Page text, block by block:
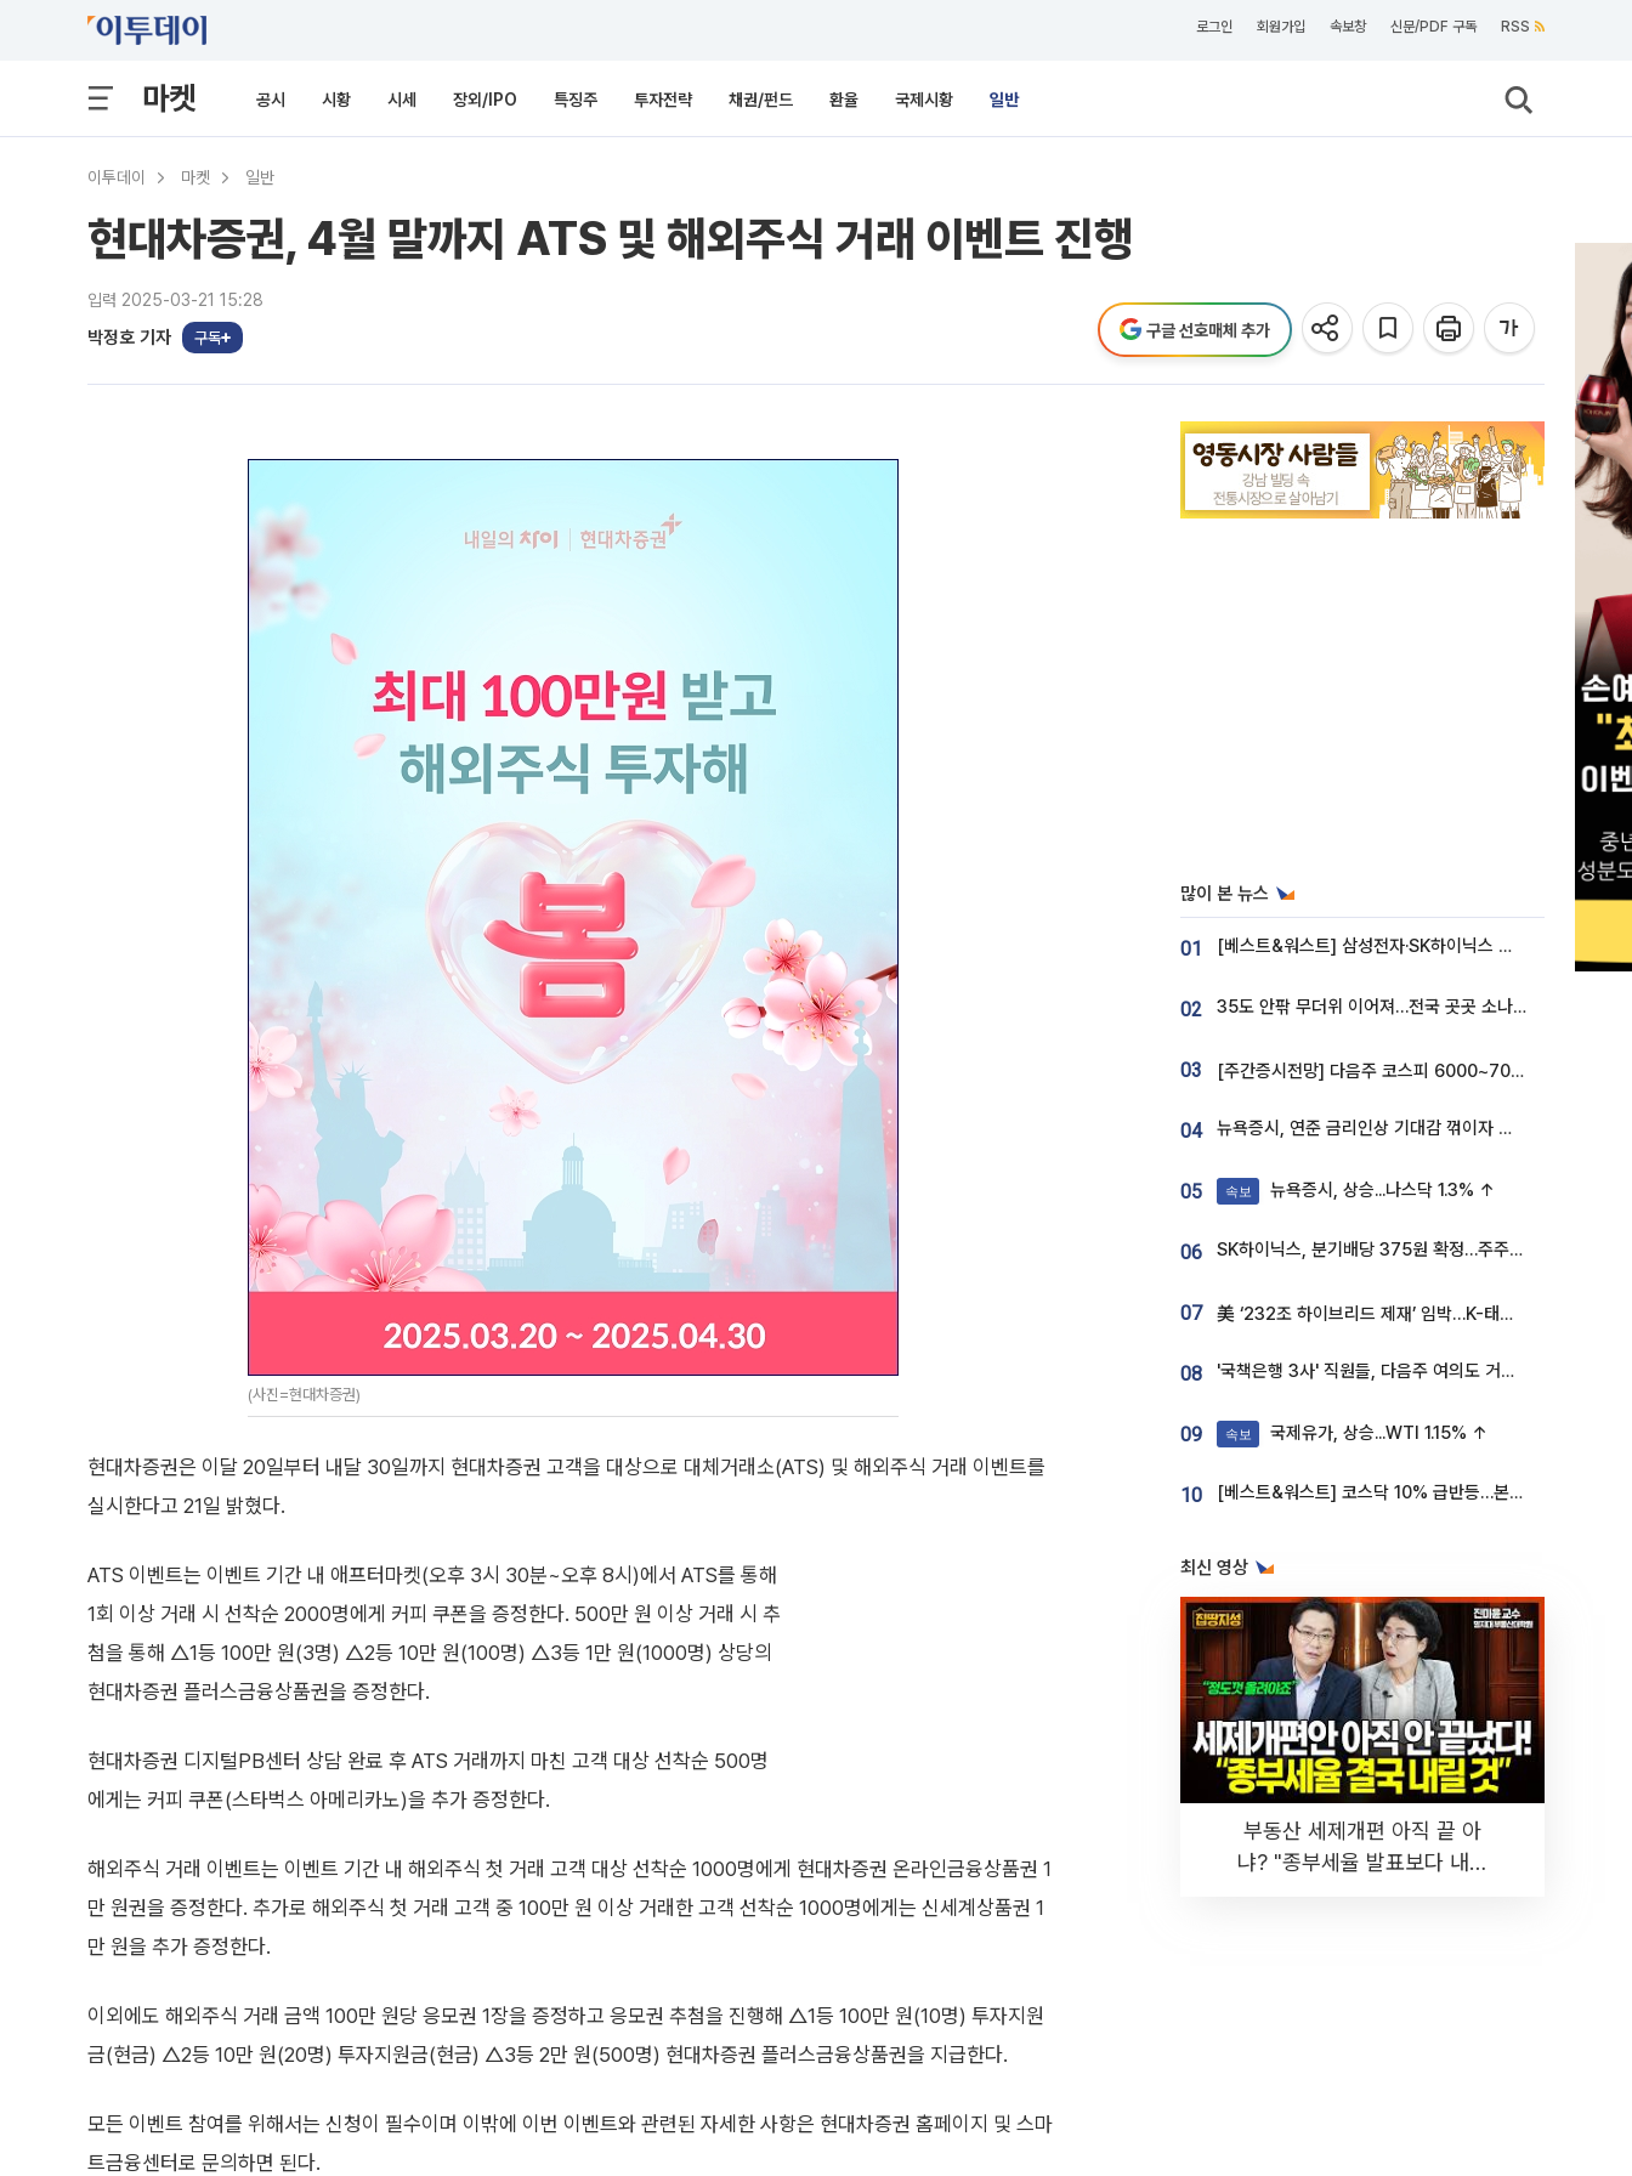
로그인 회원가입 속보창 신문/PDF 구독 RSS
마켓 공시 시황 시세 장외/IPO 특징주 투자전략 채권/펀드 환율 국제시황 일반
이투데이 마켓 일반
현대차증권, 4월 말까지 ATS 및 해외주식 거래 이벤트 진행
입력 2025-03-21 15:28
박정호 기자 구독 구글 선호매체 추가
(사진=현대차증권)
현대차증권은 이달 20일부터 내달 30일까지 현대차증권 고객을 대상으로 대체거래소(ATS) 및 해외주식 거래 이벤트를
실시한다고 21일 밝혔다.
ATS 이벤트는 이벤트 기간 내 애프터마켓(오후 3시 30분~오후 8시)에서 ATS를 통해
1회 이상 거래 시 선착순 2000명에게 커피 쿠폰을 증정한다. 500만 원 이상 거래 시 추
첨을 통해 △1등 100만 원(3명) △2등 10만 원(100명) △3등 1만 원(1000명) 상당의
현대차증권 플러스금융상품권을 증정한다.
현대차증권 디지털PB센터 상담 완료 후 ATS 거래까지 마친 고객 대상 선착순 500명
에게는 커피 쿠폰(스타벅스 아메리카노)을 추가 증정한다.
해외주식 거래 이벤트는 이벤트 기간 내 해외주식 첫 거래 고객 대상 선착순 1000명에게 현대차증권 온라인금융상품권 1
만 원권을 증정한다. 추가로 해외주식 첫 거래 고객 중 100만 원 이상 거래한 고객 선착순 1000명에게는 신세계상품권 1
만 원을 추가 증정한다.
이외에도 해외주식 거래 금액 100만 원당 응모권 1장을 증정하고 응모권 추첨을 진행해 △1등 100만 원(10명) 투자지원
금(현금) △2등 10만 원(20명) 투자지원금(현금) △3등 2만 원(500명) 현대차증권 플러스금융상품권을 지급한다.
모든 이벤트 참여를 위해서는 신청이 필수이며 이밖에 이번 이벤트와 관련된 자세한 사항은 현대차증권 홈페이지 및 스마
트금융센터로 문의하면 된다.
많이 본 뉴스
01 [베스트&워스트] 삼성전자·SK하이닉스 밀린 한 주…상상인증권은 85% 급등
02 35도 안팎 무더위 이어져…전국 곳곳 소나기 [오늘 날씨]
03 [주간증시전망] 다음주 코스피 6000~7000⋯“外人 수급은 정책이 변수”
04 뉴욕증시, 연준 금리인상 기대감 꺾이자 상승...S&P500 사상 최고치 [종합]
05 속보 뉴욕증시, 상승...나스닥 1.3% ↑
06 SK하이닉스, 분기배당 375원 확정…주주환원책 9월로 앞당겨 발표
07 美 ‘232조 하이브리드 제재’ 임박…K-태양광, 불확실성 털고 날개 다나
08 '국책은행 3사' 직원들, 다음주 여의도 거리 나서는 까닭은
09 속보 국제유가, 상승...WTI 1.15% ↑
10 [베스트&워스트] 코스닥 10% 급반등…본느, 최대주주 변경 기대에 270% 폭등
최신 영상
부동산 세제개편 아직 끝 아
냐? "종부세율 발표보다 내릴